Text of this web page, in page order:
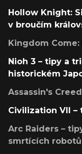
Hollow Knight:
v broučím
Kingdom
Nioh 3 – tipy a
historickém
Assassin's
Civilization VII –
Arc Raiders –
smrtících robotů